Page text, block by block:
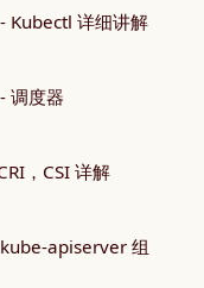
Kubectl 详细讲解
调度器
，CSI 详解
apiserver 组